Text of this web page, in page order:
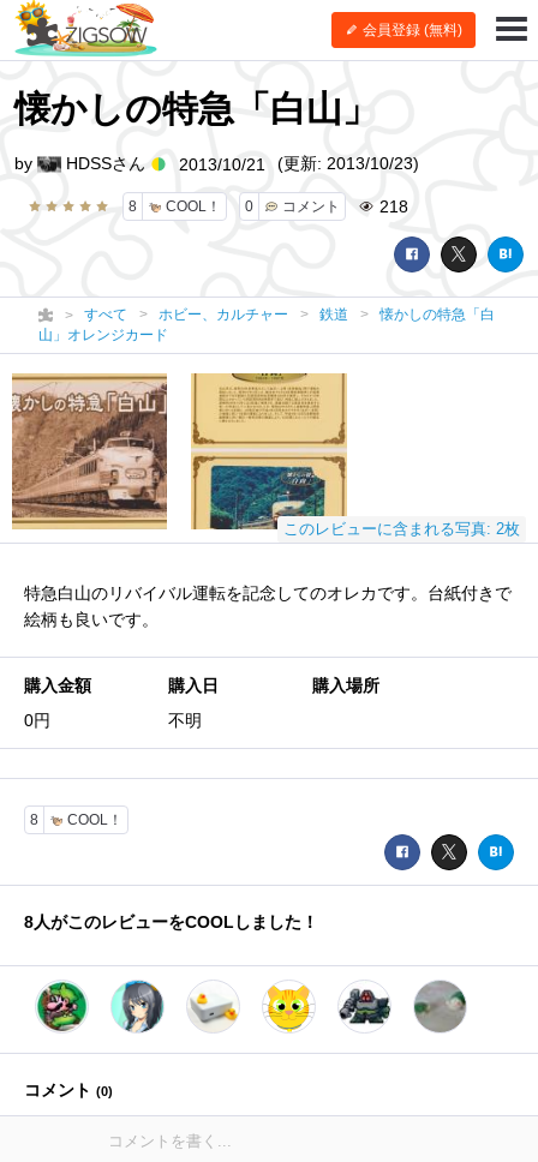
会員登録 (無料)
懐かしの特急「白山」
8 COOL！ 0 コメント 218
by HDSSさん 2013/10/21 (更新: 2013/10/23)
すべて ホビー、カルチャー 鉄道
懐かしの特急「白
山」オレンジカード
このレビューに含まれる写真: 2枚
特急白山のリバイバル運転を記念してのオレカです。台紙付きで
絵柄も良いです。
購入金額
0円
購入日
不明
購入場所
8 COOL！
8人がこのレビューをCOOLしました！
コメント (0)